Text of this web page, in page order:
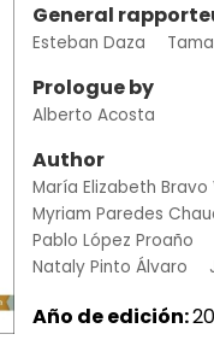
General
Esteban Daza
Prologue by
Alberto Acosta
Author
María Elizabeth Bravo
Myriam Paredes
Pablo López Proaño
Nataly Pinto Álvaro
Año de edición: